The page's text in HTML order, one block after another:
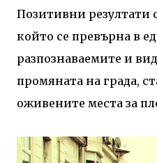
Позитивни резултати
който се превърна в
разпознаваемите и
промяната на града,
оживените места за